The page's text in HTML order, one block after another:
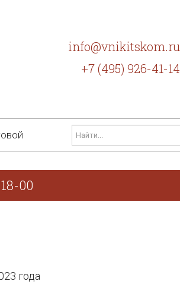
info@vnikitskom.ru
+7 (495) 926-41-14
00
года